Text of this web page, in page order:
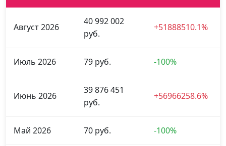
Август 2026
40 992 002
руб.
+51888510.1%
Июль 2026 79 руб. -100%
Июнь 2026
39 876 451
руб.
+56966258.6%
Май 2026 70 руб. -100%